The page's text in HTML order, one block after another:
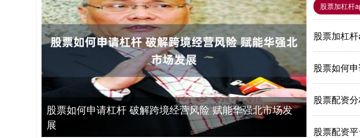
股票如何申请杠杆 破解跨境经营风险 赋能华强北市场发
展
股票加杠杆
股票如何